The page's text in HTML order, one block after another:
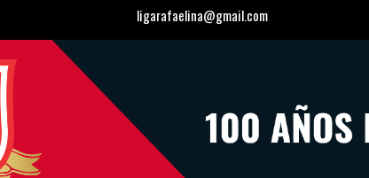
ligarafaelina@gmail.com